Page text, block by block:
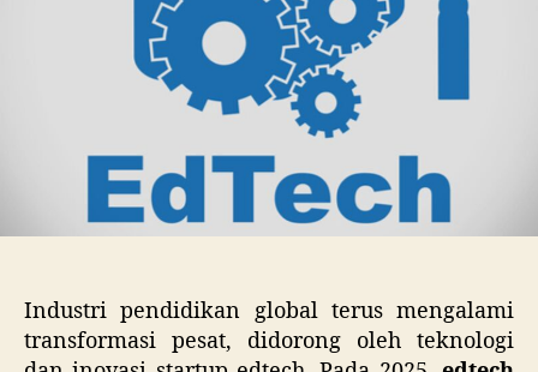
Industri pendidikan global terus mengalami
transformasi pesat, didorong oleh teknologi